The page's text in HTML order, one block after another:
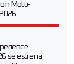
Moto-
se estrena